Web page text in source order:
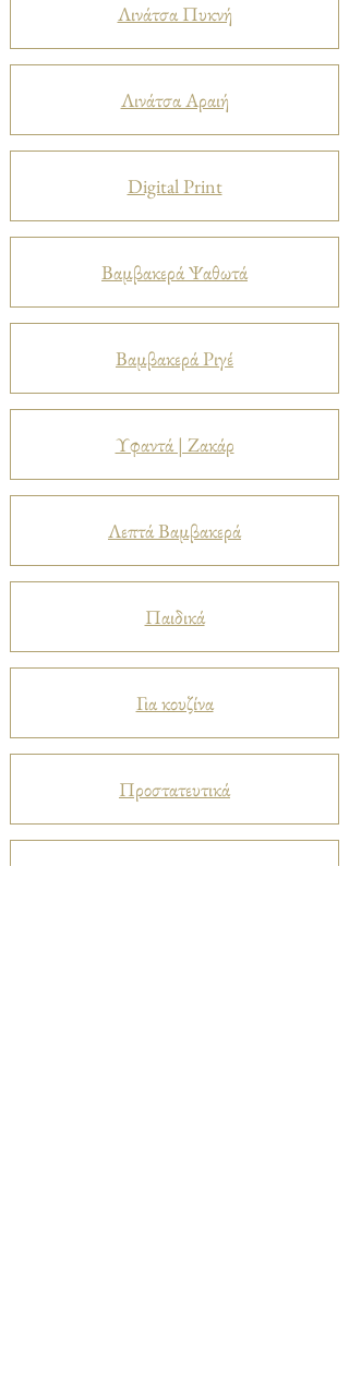
Λινάτσα Πυκνή
Λινάτσα Αραιή
Digital Print
Βαμβακερά Ψαθωτά
Βαμβακερά Ριγέ
Υφαντά | Ζακάρ
Λεπτά Βαμβακερά
Παιδικά
Για κουζίνα
Προστατευτικά